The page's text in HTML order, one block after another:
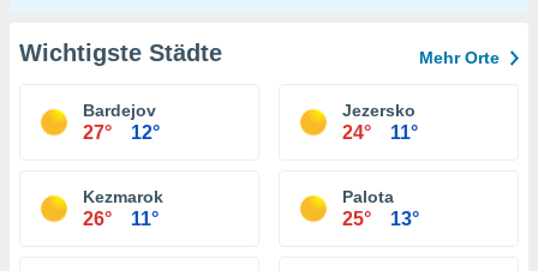
Wichtigste Städte Mehr Orte
Bardejov
27° 12°
Jezersko
24° 11°
Kezmarok
26° 11°
Palota
25° 13°